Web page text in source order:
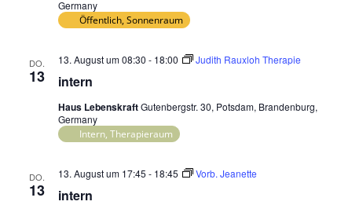
Germany
Öffentlich, Sonnenraum
DO.
13 intern
13. August um 08:30 - 18:00 Judith Rauxloh Therapie
Haus LebenskraftGutenbergstr. 30, Potsdam, Brandenburg,
Germany
Intern, Therapieraum
DO.
13 intern
13. August um 17:45 - 18:45 Vorb. Jeanette